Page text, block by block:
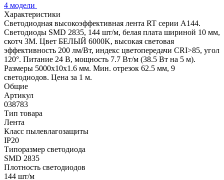
4 модели
Характеристики
Светодиодная высокоэффективная лента RT серии A144.
Светодиоды SMD 2835, 144 шт/м, белая плата шириной 10 мм,
скотч 3M. Цвет БЕЛЫЙ 6000K, высокая световая
эффективность 200 лм/Вт, индекс цветопередачи CRI>85, угол
120°. Питание 24 В, мощность 7.7 Вт/м (38.5 Вт на 5 м).
Размеры 5000x10x1.6 мм. Мин. отрезок 62.5 мм, 9
светодиодов. Цена за 1 м.
Общие
Артикул
038783
Тип товара
Лента
Класс пылевлагозащиты
IP20
Типоразмер светодиода
SMD 2835
Плотность светодиодов
144 шт/м